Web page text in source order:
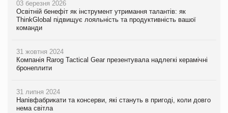
03 березня 2026
Освітній бенефіт як інструмент утримання талантів: як
ThinkGlobal підвищує лояльність та продуктивність вашої
команди
31 жовтня 2024
Компанія Rarog Tactical Gear презентувала надлегкі керамічні
бронеплити
31 липня 2024
Напівфабрикати та консерви, які стануть в пригоді, коли довго
нема світла